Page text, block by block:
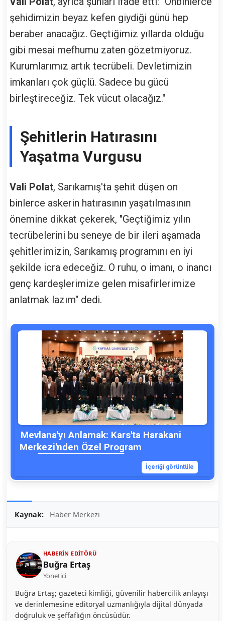
şehidimizin beyaz kefen giydiği günü hep
beraber anacağız. Geçtiğimiz yıllarda olduğu
gibi mesai mefhumu zaten gözetmiyoruz.
Kurumlarımız artık tecrübeli. Devletimizin
imkanları çok güçlü. Sadece bu gücü
birleştireceğiz. Tek vücut olacağız."
Şehitlerin Hatırasını
Yaşatma Vurgusu
Vali Polat, Sarıkamış'ta şehit düşen on
binlerce askerin hatırasının yaşatılmasının
önemine dikkat çekerek, "Geçtiğimiz yılın
tecrübelerini bu seneye de bir ileri aşamada
şehitlerimizin, Sarıkamış programını en iyi
şekilde icra edeceğiz. O ruhu, o imanı, o inancı
genç kardeşlerimize gelen misafirlerimize
anlatmak lazım" dedi.
Mevlana'yı Anlamak: Kars'ta Harakani
Merkezi'nden Özel Program
İçeriği görüntüle
Kaynak: Haber Merkezi
HABERIN EDITÖRÜ
Buğra Ertaş
Yönetici
Buğra Ertaş; gazeteci kimliği, güvenilir habercilik anlayışı
ve derinlemesine editoryal uzmanlığıyla dijital dünyada
doğruluk ve şeffaflığın öncüsüdür.